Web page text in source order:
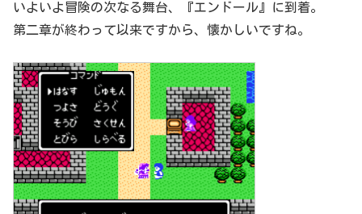
いよいよ冒険の次なる舞台、『エンドール』に到着。
第二章が終わって以来ですから、懐かしいですね。